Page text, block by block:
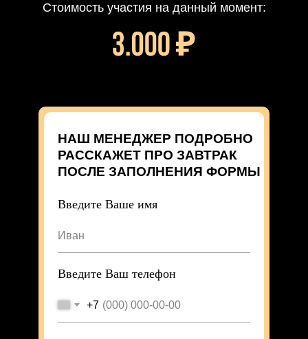
Введите Ваше имя
Введите Ваш телефон
+7
НАШ МЕНЕДЖЕР ПОДРОБНО
РАССКАЖЕТ ПРО ЗАВТРАК
ПОСЛЕ ЗАПОЛНЕНИЯ ФОРМЫ
Стоимость участия на данный момент: